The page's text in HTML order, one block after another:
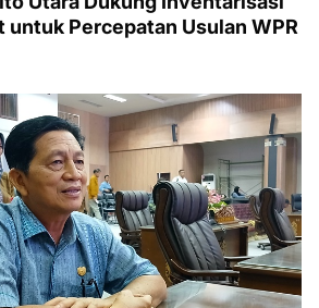
untuk Percepatan Usulan WPR